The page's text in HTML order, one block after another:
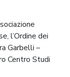
l’Ordine dei
Garbelli –
Centro Studi